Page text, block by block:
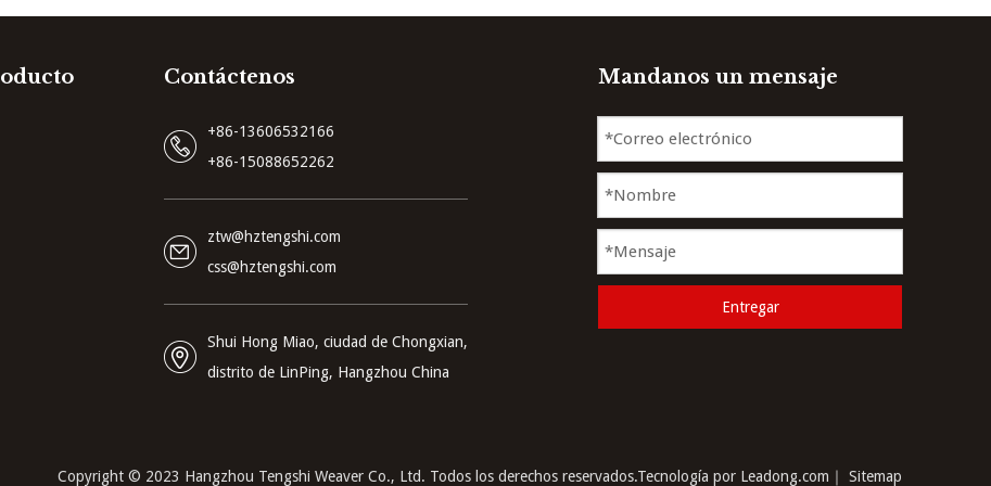
Contáctenos
+86-13606532166
+86-15088652262
ztw@hztengshi.com
css@hztengshi.com
Shui Hong Miao, ciudad de Chongxian,
distrito de LinPing, Hangzhou China
Mandanos un mensaje
Entregar
Copyright © 2023 Hangzhou Tengshi Weaver Co., Ltd. Todos los derechos reservados.Tecnología por Leadong.com ｜ Sitemap